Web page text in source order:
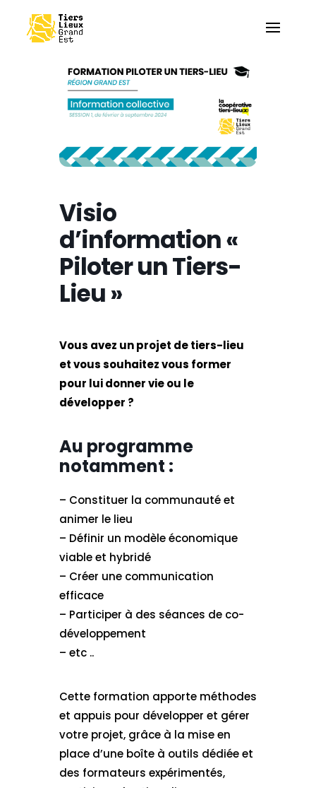
Visio
d’information «
Piloter un Tiers-
Lieu »
Vous avez un projet de tiers-lieu
et vous souhaitez vous former
pour lui donner vie ou le
développer ?
Au programme
notamment :
– Constituer la communauté et
animer le lieu
– Définir un modèle économique
viable et hybridé
– Créer une communication
efficace
– Participer à des séances de co-
développement
– etc ..
Cette formation apporte méthodes
et appuis pour développer et gérer
votre projet, grâce à la mise en
place d’une boîte à outils dédiée et
des formateurs expérimentés,